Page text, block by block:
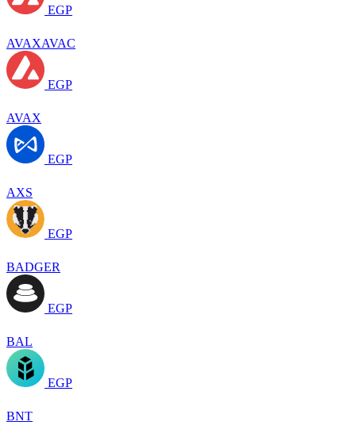
EGP
AVAXAVAC
EGP
AVAX
EGP
AXS
EGP
BADGER
EGP
BAL
EGP
BNT